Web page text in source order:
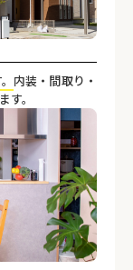
内装・間取り・
。